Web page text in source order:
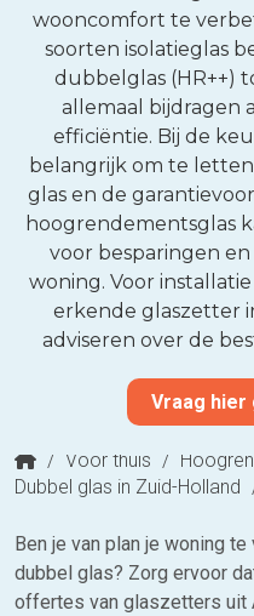
wooncomfort te
soorten isolatieglas
dubbelglas (HR++)
allemaal bijdragen
efficiëntie. Bij de
belangrijk om te
glas en de
hoogrendementsglas
voor besparingen
woning. Voor
erkende glaszetter
adviseren over de
Vraag
/ Voor thuis /
Dubbel glas in Zuid-Holland
Ben je van plan je woning
dubbel glas? Zorg ervoor
offertes van glaszetters uit